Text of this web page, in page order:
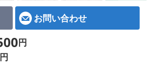
お問い合わせ
円